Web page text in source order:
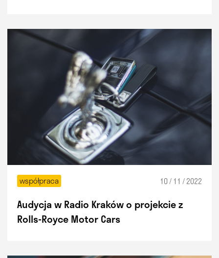
współpraca 10 / 11 / 2022
Audycja w Radio Kraków o projekcie z
Rolls-Royce Motor Cars